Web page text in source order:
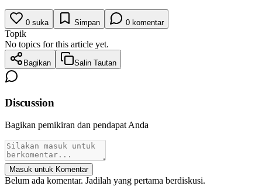
0 suka Simpan 0 komentar
Topik
No topics for this article yet.
Bagikan Salin Tautan
Discussion
Bagikan pemikiran dan pendapat Anda
Masuk untuk Komentar
Belum ada komentar. Jadilah yang pertama berdiskusi.